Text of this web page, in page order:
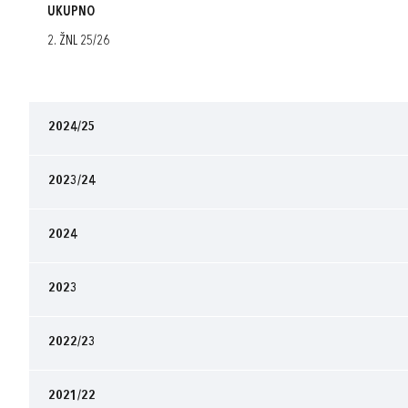
UKUPNO
2. ŽNL 25/26
2024/25
2023/24
2024
2023
2022/23
2021/22